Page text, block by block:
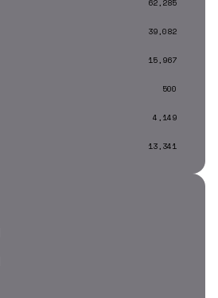
62,285
39,082
15,967
500
4,149
13,341